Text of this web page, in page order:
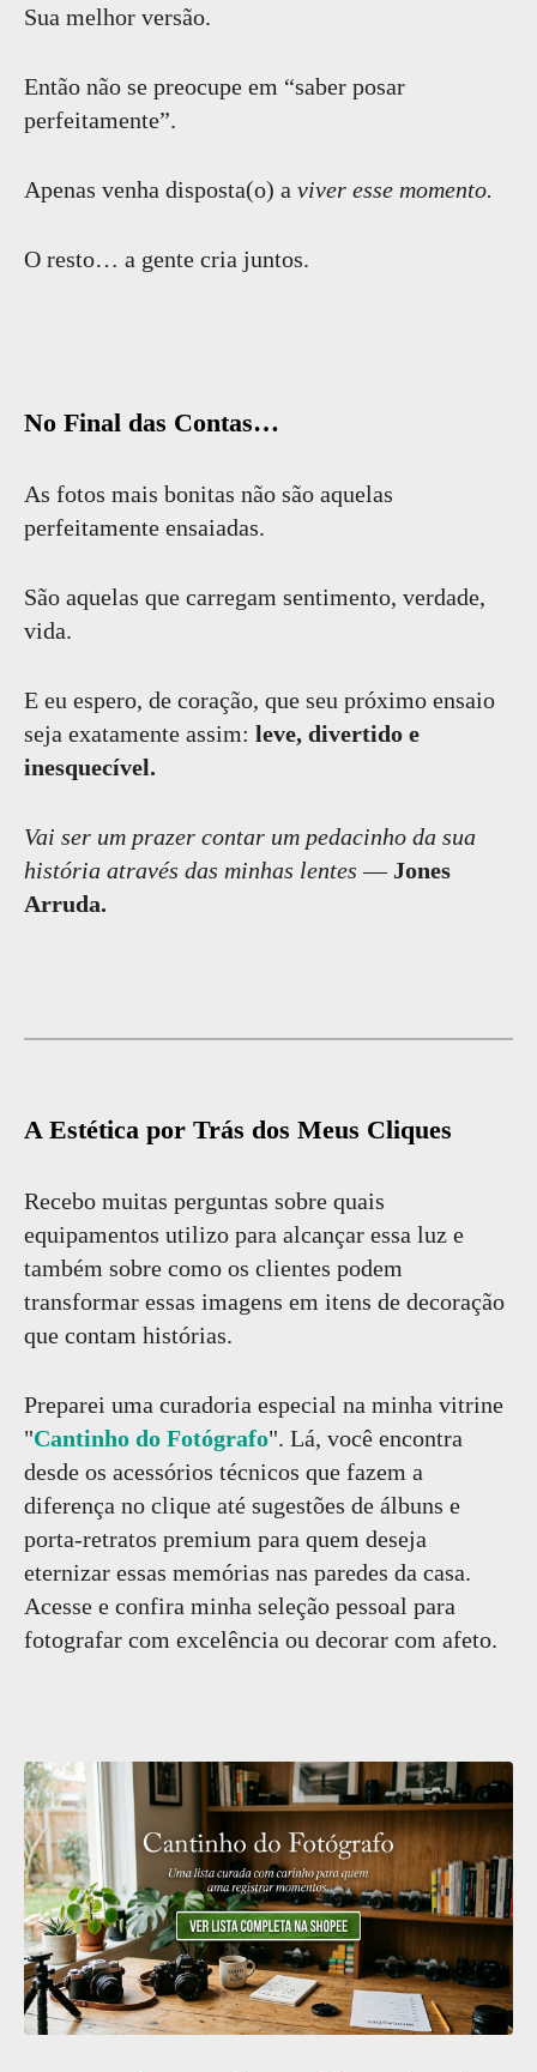
Sua melhor versão.
Então não se preocupe em “saber posar
perfeitamente”.
Apenas venha disposta(o) a viver esse momento.
O resto… a gente cria juntos.
No Final das Contas…
As fotos mais bonitas não são aquelas
perfeitamente ensaiadas.
São aquelas que carregam sentimento, verdade,
vida.
E eu espero, de coração, que seu próximo ensaio
seja exatamente assim: leve, divertido e
inesquecível.
Vai ser um prazer contar um pedacinho da sua
história através das minhas lentes —Jones
Arruda.
A Estética por Trás dos Meus Cliques
Recebo muitas perguntas sobre quais
equipamentos utilizo para alcançar essa luz e
também sobre como os clientes podem
transformar essas imagens em itens de decoração
que contam histórias.
Preparei uma curadoria especial na minha vitrine
"Cantinho do Fotógrafo". Lá, você encontra
desde os acessórios técnicos que fazem a
diferença no clique até sugestões de álbuns e
porta-retratos premium para quem deseja
eternizar essas memórias nas paredes da casa.
Acesse e confira minha seleção pessoal para
fotografar com excelência ou decorar com afeto.